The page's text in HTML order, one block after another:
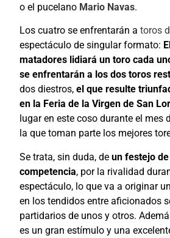
o el pucelano Mario Navas.
Los cuatro se enfrentarán a toros
espectáculo de singular formato:
matadores lidiará un toro cada
se enfrentarán a los dos toros
dos diestros, el que resulte
en la Feria de la Virgen de San
lugar en este coso durante el mes
la que toman parte los mejores
Se trata, sin duda, de un festejo
competencia, por la rivalidad
espectáculo, lo que va a originar
en los tendidos entre aficionados
partidarios de unos y otros.
es un gran estímulo y una